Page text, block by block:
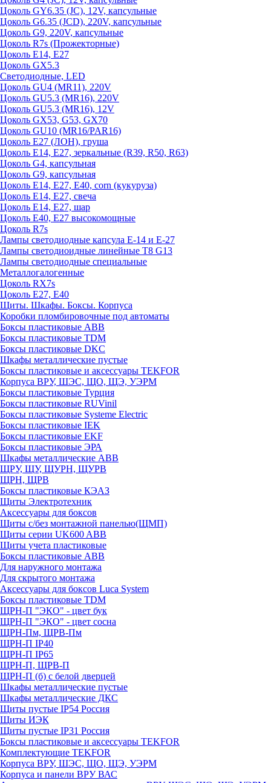
Цоколь GY6.35 (JC), 12V, капсульные
Цоколь G6.35 (JCD), 220V, капсульные
Цоколь G9, 220V, капсульные
Цоколь R7s (Прожекторные)
Цоколь E14, E27
Цоколь GX5.3
Светодиодные, LED
Цоколь GU4 (MR11), 220V
Цоколь GU5.3 (MR16), 220V
Цоколь GU5.3 (MR16), 12V
Цоколь GX53, G53, GX70
Цоколь GU10 (MR16/PAR16)
Цоколь Е27 (ЛОН), груша
Цоколь Е14, Е27, зеркальные (R39, R50, R63)
Цоколь G4, капсульная
Цоколь G9, капсульная
Цоколь Е14, Е27, Е40, corn (кукуруза)
Цоколь Е14, Е27, свеча
Цоколь Е14, Е27, шар
Цоколь Е40, Е27 высокомощные
Цоколь R7s
Лампы светодиодные капсула Е-14 и Е-27
Лампы светодиоидные линейные T8 G13
Лампы светодиодные специальные
Металлогалогенные
Цоколь RX7s
Цоколь Е27, E40
Щиты. Шкафы. Боксы. Корпуса
Коробки пломбировочные под автоматы
Боксы пластиковые ABB
Боксы пластиковые TDM
Боксы пластиковые DKC
Шкафы металлические пустые
Боксы пластиковые и аксессуары TEKFOR
Корпуса ВРУ, ШЭС, ЩО, ЩЭ, УЭРМ
Боксы пластиковые Турция
Боксы пластиковые RUVinil
Боксы пластиковые Systeme Electric
Боксы пластиковые IEK
Боксы пластиковые EKF
Боксы пластиковые ЭРА
Шкафы металлические ABB
ЩРУ, ЩУ, ЩУРН, ЩУРВ
ЩРН, ЩРВ
Боксы пластиковые КЭАЗ
Щиты Электротехник
Аксессуары для боксов
Щиты с/без монтажной панелью(ЩМП)
Щиты серии UK600 ABB
Щиты учета пластиковые
Боксы пластиковые ABB
Для наружного монтажа
Для скрытого монтажа
Аксессуары для боксов Luca System
Боксы пластиковые TDM
ЩРН-П "ЭКО" - цвет бук
ЩРН-П "ЭКО" - цвет сосна
ЩРН-Пм, ЩРВ-Пм
ЩРН-П IP40
ЩРН-П IP65
ЩРН-П, ЩРВ-П
ЩРН-П (б) с белой дверцей
Шкафы металлические пустые
Шкафы металлические ДКС
Щиты пустые IP54 Россия
Щиты ИЭК
Щиты пустые IP31 Россия
Боксы пластиковые и аксессуары TEKFOR
Комплектующие TEKFOR
Корпуса ВРУ, ШЭС, ЩО, ЩЭ, УЭРМ
Корпуса и панели ВРУ ВАС